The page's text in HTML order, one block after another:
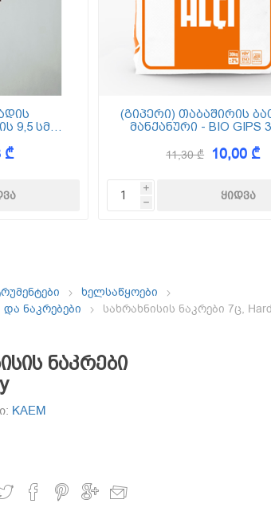
9,5 სმ
₾
(გიპერი) თაბაშირის
მანქანური - BIO GIPS
11,30 ₾ 10,00 ₾
i
h
ხელსაწყოები
და ნაკრებები
სახრახნისის ნაკრები 7ც,
ნაკრები
KAEM